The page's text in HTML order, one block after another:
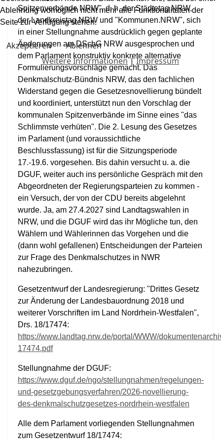
Spitzenverbände NRW", d. h. der Städtetag NRW,
der Landkreistag NRW und "Kommunen.NRW", sich
in einer Stellungnahme ausdrücklich gegen geplante
Änderungen am DSchG NRW ausgesprochen und
dem Parlament konstruktiv konkrete alternative
Formulierungsvorschläge gemacht. Das
Denkmalschutz-Bündnis NRW, das den fachlichen
Widerstand gegen die Gesetzesnovellierung bündelt
und koordiniert, unterstützt nun den Vorschlag der
kommunalen Spitzenverbände im Sinne eines "das
Schlimmste verhüten". Die 2. Lesung des Gesetzes
im Parlament (und voraussichtliche
Beschlussfassung) ist für die Sitzungsperiode
17.-19.6. vorgesehen. Bis dahin versucht u. a. die
DGUF, weiter auch ins persönliche Gespräch mit den
Abgeordneten der Regierungsparteien zu kommen -
ein Versuch, der von der CDU bereits abgelehnt
wurde. Ja, am 27.4.2027 sind Landtagswahlen in
NRW, und die DGUF wird das ihr Mögliche tun, den
Wählern und Wählerinnen das Vorgehen und die
(dann wohl gefallenen) Entscheidungen der Parteien
zur Frage des Denkmalschutzes in NWR
nahezubringen.
Gesetzentwurf der Landesregierung: "Drittes Gesetz
zur Änderung der Landesbauordnung 2018 und
weiterer Vorschriften im Land Nordrhein-Westfalen",
Drs. 18/17474:
https://www.landtag.nrw.de/portal/WWW/
17474.pdf
Stellungnahme der DGUF:
https://www.dguf.de/ngo/stellungnahmen/regelungen-
und-gesetzgebungsverfahren/2026-novellierung-
des-denkmalschutzgesetzes-nordrhein-westfalen
Alle dem Parlament vorliegenden Stellungnahmen
zum Gesetzentwurf 18/17474:
Ablehnung womöglich nicht mehr alle Funktionalitäten der
Seite zur Verfügung stehen.
Akzeptieren
Ablehnen
Weitere Informationen|Impressum